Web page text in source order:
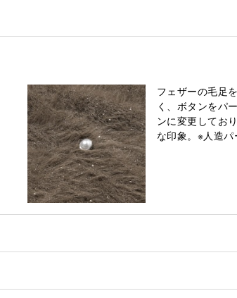
フェザーの毛足
く、ボタンをパ
ンに変更してお
な印象。※人造パ